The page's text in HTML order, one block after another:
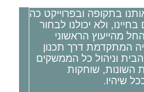
בתקופה ובפרוייקט כה
ולא יכולנו לבחור
מהייעוץ הראשוני
המתקדמת דרך תכנון
וניהול כל הממשקים
השונות, שוחקות
שיהיו.